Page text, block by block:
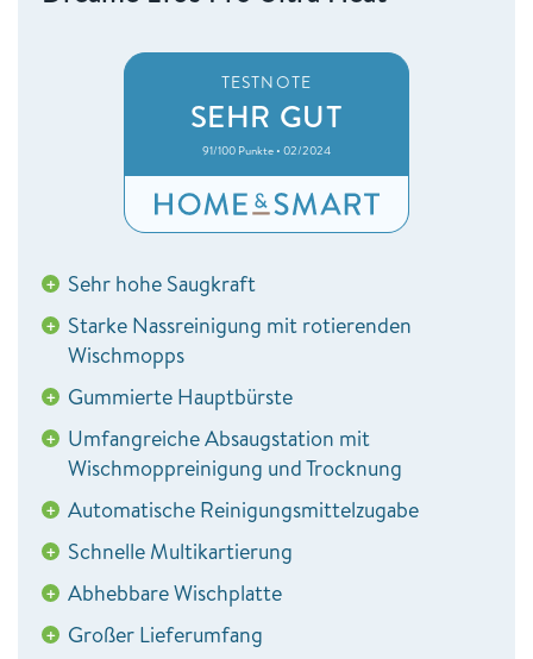
TESTNOTE
SEHR GUT
91/100 Punkte • 02/2024
+ Sehr hohe Saugkraft
+ Starke Nassreinigung mit rotierenden
Wischmopps
+ Gummierte Hauptbürste
+ Umfangreiche Absaugstation mit
Wischmoppreinigung und Trocknung
+ Automatische Reinigungsmittelzugabe
+ Schnelle Multikartierung
+ Abhebbare Wischplatte
+ Großer Lieferumfang